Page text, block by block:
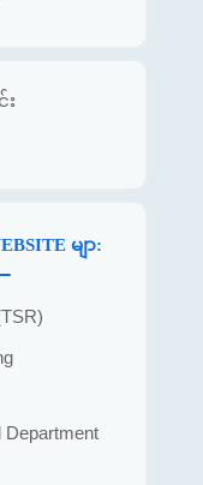
း
မျာ:
Department